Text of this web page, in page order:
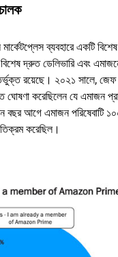
ব্যবহারে একটি
দ্রুত ডেলিভারি এবং
রয়েছে। ২০২১ সালে,
ঘোষণা করেছিলেন যে এমাজন
বছর আগে এমাজন পরিষেবাটি
করেছিল।